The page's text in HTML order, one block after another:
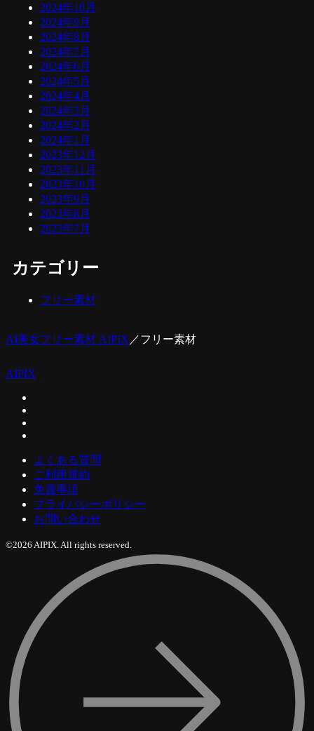
2024年10月
2024年9月
2024年8月
2024年7月
2024年6月
2024年5月
2024年4月
2024年3月
2024年2月
2024年1月
2023年12月
2023年11月
2023年10月
2023年9月
2023年8月
2023年7月
カテゴリー
フリー素材
AI美女フリー素材 AIPIX ／フリー素材
AIPIX
よくある質問
ご利用規約
免責事項
プライバシーポリシー
お問い合わせ
©2026 AIPIX. All rights reserved.